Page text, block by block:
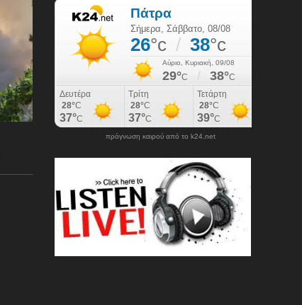
πρόγνωση καιρού από το k24.net